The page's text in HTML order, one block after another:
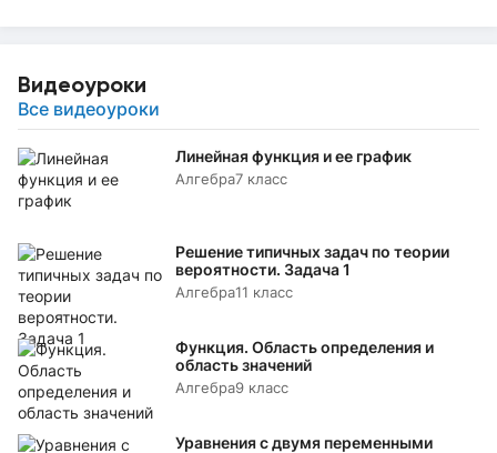
Видеоуроки
Все видеоуроки
Линейная функция и ее график
Алгебра7 класс
Решение типичных задач по теории
вероятности. Задача 1
Алгебра11 класс
Функция. Область определения и
область значений
Алгебра9 класс
Уравнения с двумя переменными